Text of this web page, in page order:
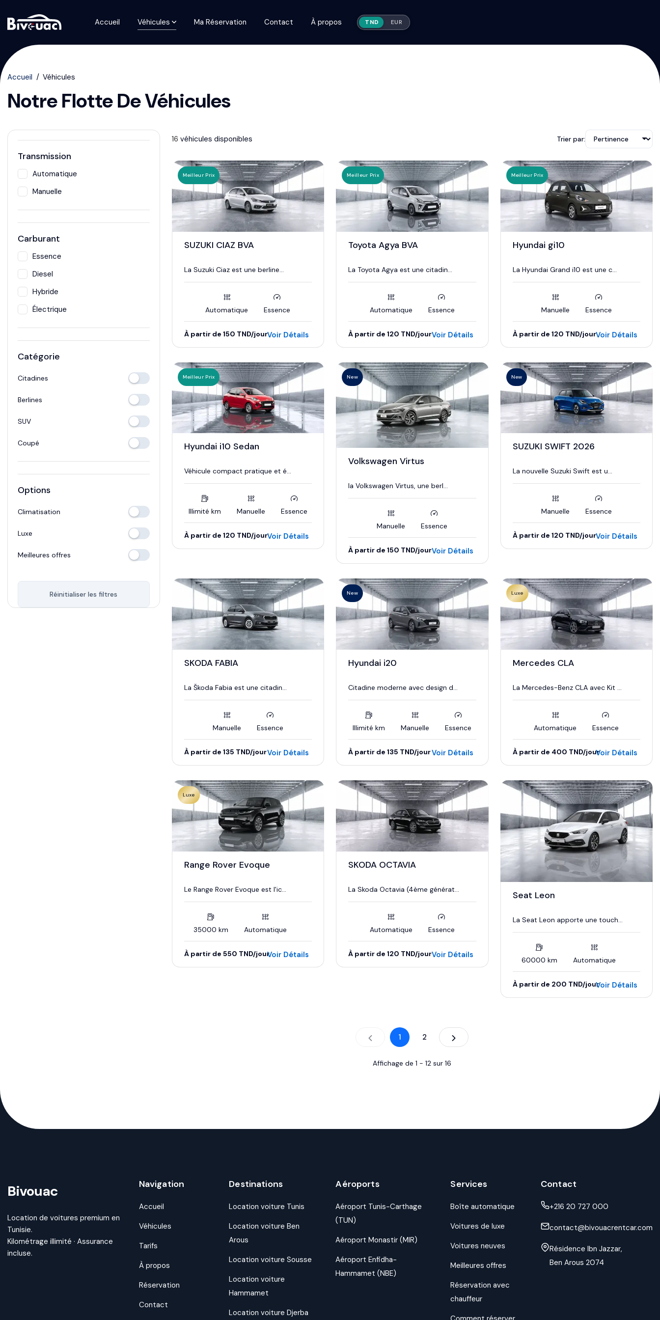
Accueil Véhicules Ma Réservation Contact À propos TND EUR
Accueil Véhicules
Notre Flotte De Véhicules
Transmission
Automatique
Manuelle
Carburant
Essence
Diesel
Hybride
Électrique
Catégorie
Citadines
Berlines
SUV
Coupé
Options
Climatisation
Luxe
Meilleures offres
Réinitialiser les filtres
16 véhicules disponibles Trier par:
Meilleur Prix
SUZUKI CIAZ BVA
La Suzuki Ciaz est une berline...
Automatique Essence
À partir de 150 TND/jourVoir Détails
Meilleur Prix
Toyota Agya BVA
La Toyota Agya est une citadin...
Automatique Essence
À partir de 120 TND/jourVoir Détails
Meilleur Prix
Hyundai gi10
La Hyundai Grand i10 est une c...
Manuelle Essence
À partir de 120 TND/jourVoir Détails
Meilleur Prix
Hyundai i10 Sedan
Véhicule compact pratique et é...
Illimité km Manuelle Essence
À partir de 120 TND/jourVoir Détails
New
Volkswagen Virtus
la Volkswagen Virtus, une berl...
Manuelle Essence
À partir de 150 TND/jourVoir Détails
New
SUZUKI SWIFT 2026
La nouvelle Suzuki Swift est u...
Manuelle Essence
À partir de 120 TND/jourVoir Détails
SKODA FABIA
La Škoda Fabia est une citadin...
Manuelle Essence
À partir de 135 TND/jourVoir Détails
New
Hyundai i20
Citadine moderne avec design d...
Illimité km Manuelle Essence
À partir de 135 TND/jourVoir Détails
Luxe
Mercedes CLA
La Mercedes-Benz CLA avec Kit ...
Automatique Essence
À partir de 400 TND/jourVoir Détails
Luxe
Range Rover Evoque
Le Range Rover Evoque est l'ic...
35000 km Automatique
À partir de 550 TND/jourVoir Détails
SKODA OCTAVIA
La Skoda Octavia (4ème générat...
Automatique Essence
À partir de 120 TND/jourVoir Détails
Seat Leon
La Seat Leon apporte une touch...
60000 km Automatique
À partir de 200 TND/jourVoir Détails
1 2
Affichage de1 -12 sur16
Bivouac
Location de voitures premium en
Tunisie.
Kilométrage illimité · Assurance
incluse.
Navigation
Accueil
Véhicules
Tarifs
À propos
Réservation
Contact
Destinations
Location voiture Tunis
Location voiture Ben
Arous
Location voiture Sousse
Location voiture
Hammamet
Location voiture Djerba
Aéroports
Aéroport Tunis-Carthage
(TUN)
Aéroport Monastir (MIR)
Aéroport Enfidha-
Hammamet (NBE)
Services
Boîte automatique
Voitures de luxe
Voitures neuves
Meilleures offres
Réservation avec
chauffeur
Contact
+216 20 727 000
contact@bivouacrentcar.com
Résidence Ibn Jazzar,
Ben Arous 2074